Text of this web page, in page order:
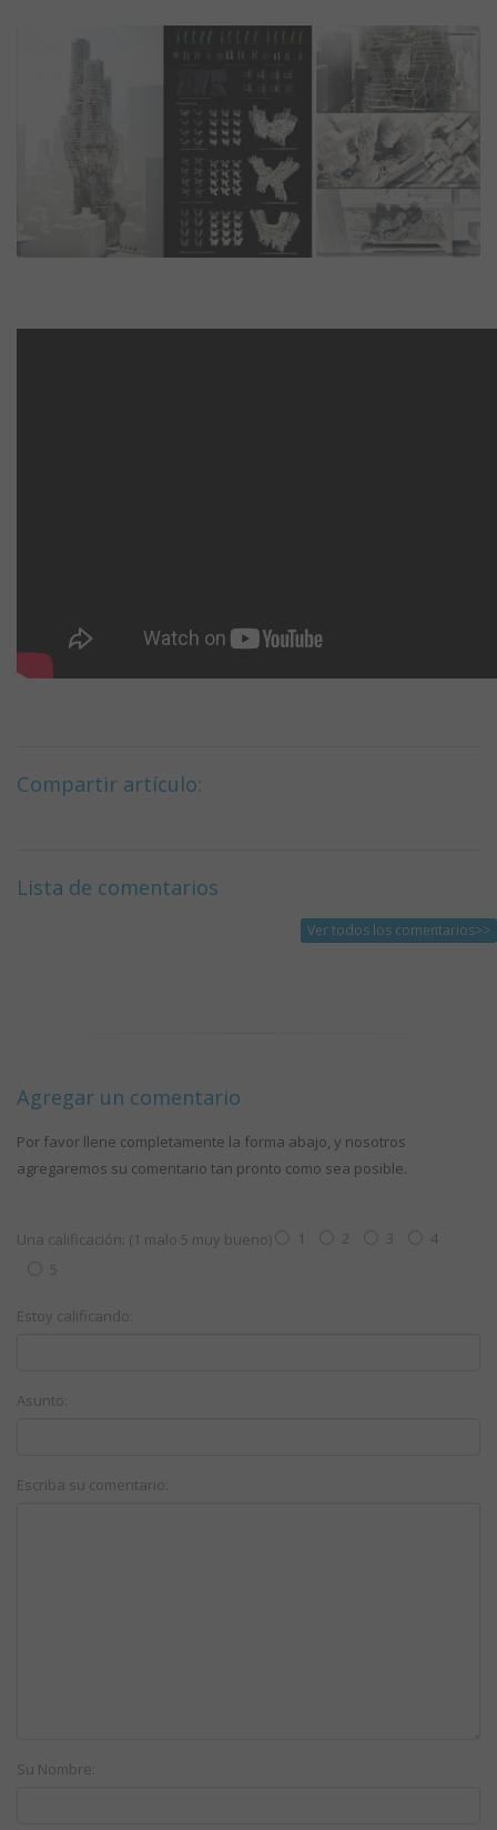
Compartir artículo:
Lista de comentarios
Ver todos los comentarios>>
Agregar un comentario
Por favor llene completamente la forma abajo, y nosotros
agregaremos su comentario tan pronto como sea posible.
Una calificación: (1 malo 5 muy bueno) 1 2 3
4
5
Estoy calificando:
Asunto:
Escriba su comentario:
Su Nombre: